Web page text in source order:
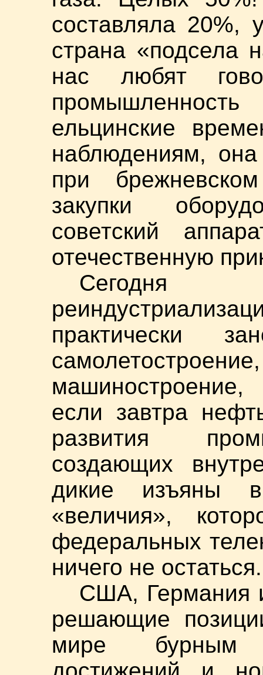
составляла
страна «подсела
нас любят
ельцинские
наблюдениям,
при
закупки
советский
отечественную
Сегодня
практически
если завтра
развития
создающих
дикие изъяны
«величия»,
федеральных
ничего не остаться.
США, Германия
решающие
мире бурным